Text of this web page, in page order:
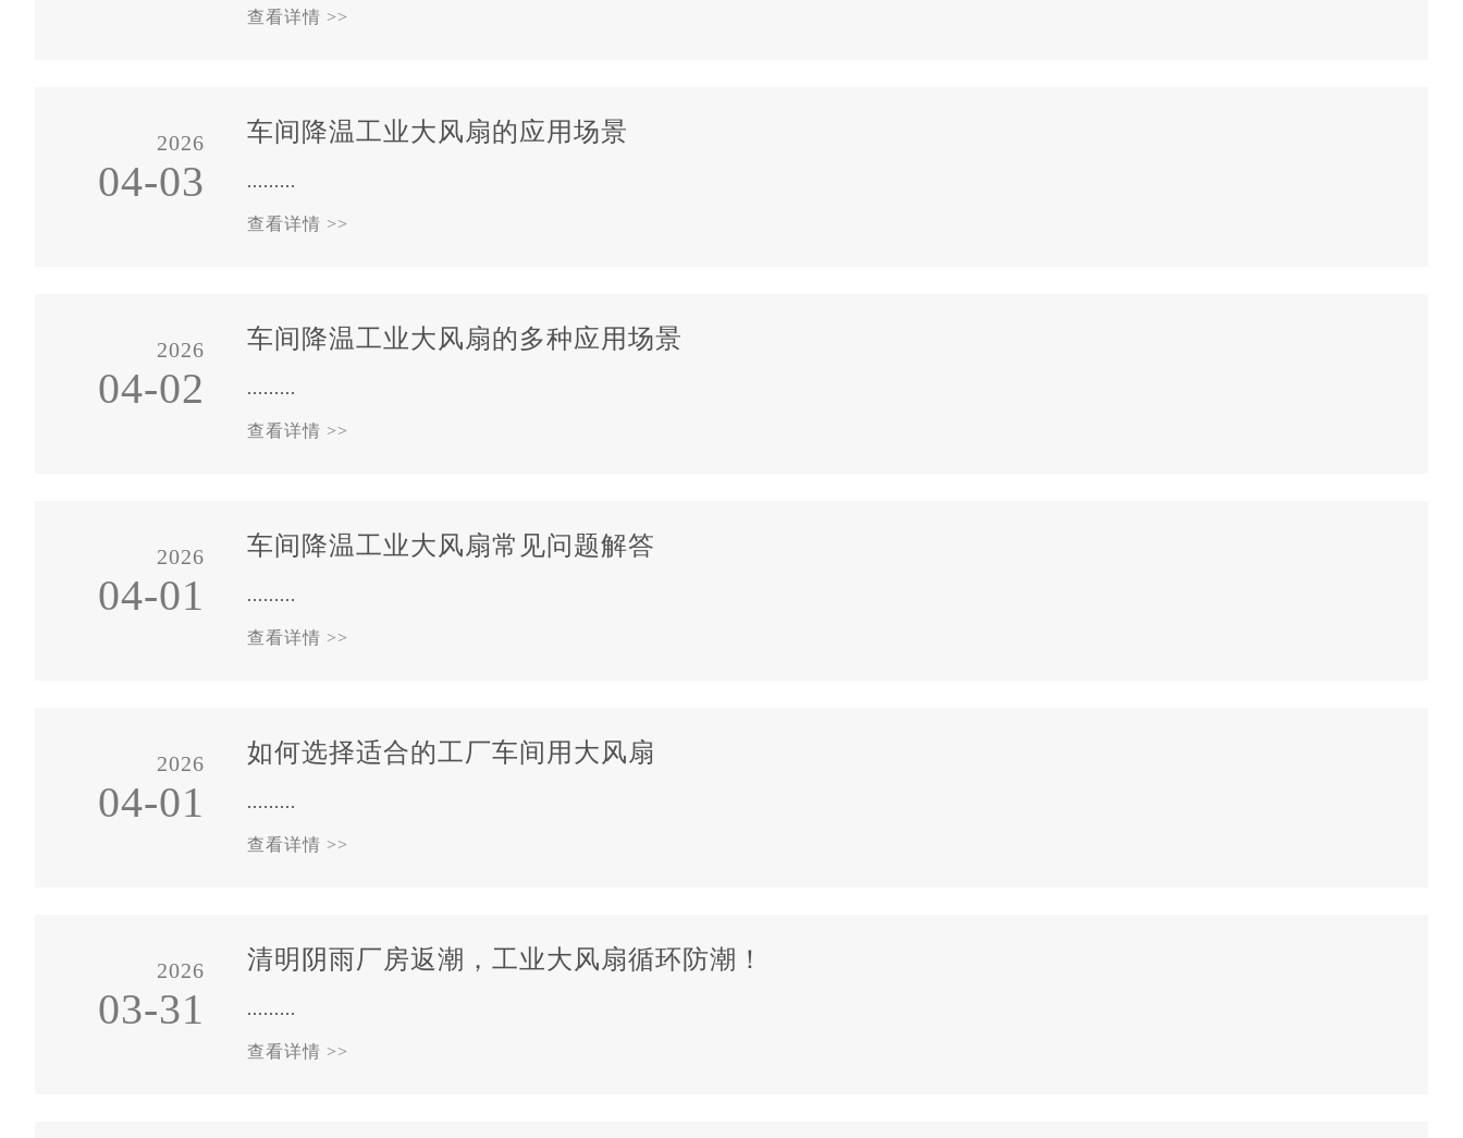
查看详情 >>
2026
04-03
车间降温工业大风扇的应用场景
.........
查看详情 >>
2026
04-02
车间降温工业大风扇的多种应用场景
.........
查看详情 >>
2026
04-01
车间降温工业大风扇常见问题解答
.........
查看详情 >>
2026
04-01
如何选择适合的工厂车间用大风扇
.........
查看详情 >>
2026
03-31
清明阴雨厂房返潮，工业大风扇循环防潮！
.........
查看详情 >>